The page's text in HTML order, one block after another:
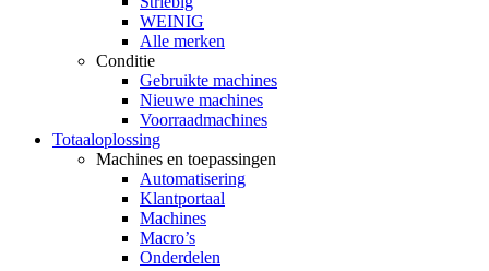
WEINIG
Alle merken
Conditie
Gebruikte machines
Nieuwe machines
Voorraadmachines
Totaaloplossing
Machines en toepassingen
Automatisering
Klantportaal
Machines
Macro’s
Onderdelen